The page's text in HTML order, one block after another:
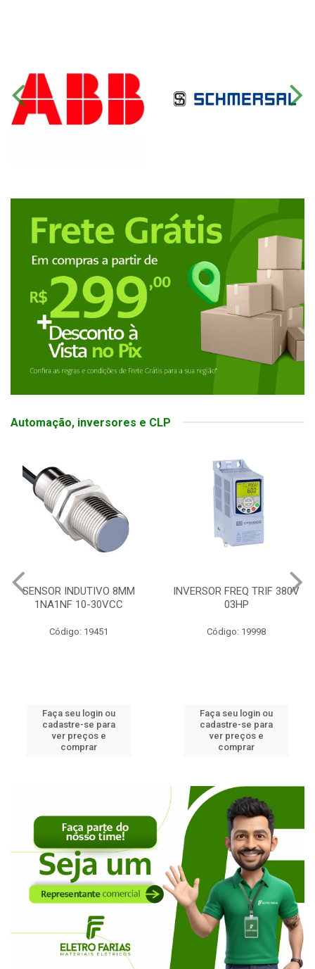
Automação, inversores e CLP
SENSOR INDUTIVO 8MM
1NA1NF 10-30VCC
Código: 19451
Faça seu login ou
cadastre-se para
ver preços e
comprar
INVERSOR FREQ TRIF 380V
03HP
Código: 19998
Faça seu login ou
cadastre-se para
ver preços e
comprar